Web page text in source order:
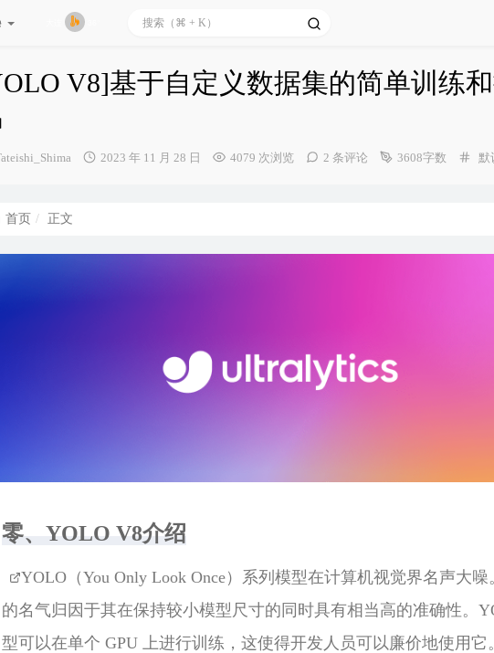
V8]基于自定义数据集的简单训练
发
2023 年 11 月 28 日 4079 次浏览 2 条评论 3608字数
分
默
首页 正文
零、YOLO V8介绍
YOLO（You Only Look Once） 系列模型在计算机视觉界名声大噪
的名气归因于其在保持较小模型尺寸的同时具有相当高的准确性。
型可以在单个 GPU 上进行训练，这使得开发人员可以廉价地使用它